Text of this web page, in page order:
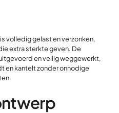
volledig gelast en verzonken,
extra sterkte geven. De
en veilig weggewerkt,
en kantelt zonder onnodige